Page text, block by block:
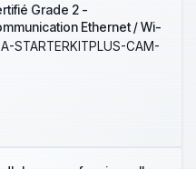
Grade 2 -
Ethernet / Wi-
double SIM 4G - Sans fil
MHz Jeweller et Wings -
STARTERKITPLUS-CAM-